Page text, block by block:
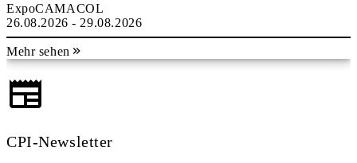
ExpoCAMACOL
26.08.2026 - 29.08.2026
Mehr sehen
CPI-Newsletter